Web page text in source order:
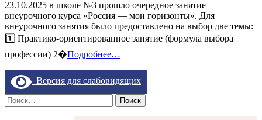
–
МОИ
ГОРИЗОНТЫ:
ВЫЧИСЛИ
23.10.2025 в школе №3 прошло очередное занятие
внеурочного курса «Россия — мои горизонты». Для
внеурочного занятия было предоставлено на выбор две темы:
1️⃣ Практико-ориентированное занятие (формула выбора
профессии) 2️�Подробнее…
Версия для слабовидящих
Найти: